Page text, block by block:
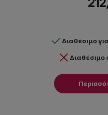
Διαθέσιμο